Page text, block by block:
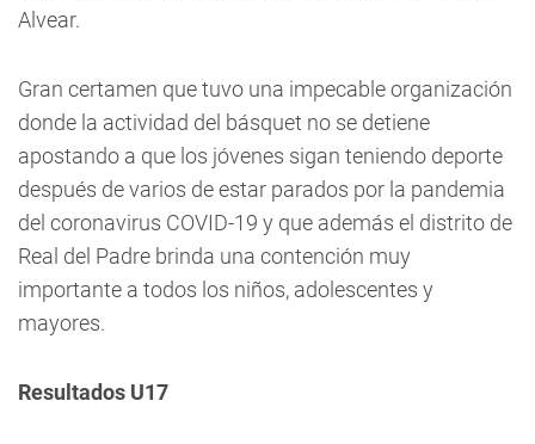
Alvear.
Gran certamen que tuvo una impecable organización
donde la actividad del básquet no se detiene
apostando a que los jóvenes sigan teniendo deporte
después de varios de estar parados por la pandemia
del coronavirus COVID-19 y que además el distrito de
Real del Padre brinda una contención muy
importante a todos los niños, adolescentes y
mayores.
Resultados U17